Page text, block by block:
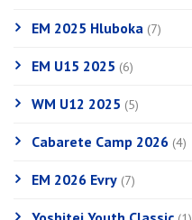
EM 2025 Hluboka (7)
EM U15 2025 (6)
WM U12 2025 (5)
Cabarete Camp 2026 (4)
EM 2026 Evry (7)